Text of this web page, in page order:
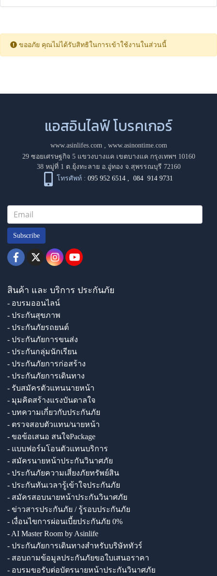
ขออภัย คุณไม่ได้รับสิทธิในการเข้าใช้งานในส่วนนี้
แอสอินไลฟ์ โบรคเกอร์
www.asinlifes.com, www.asinontime.com
29 ซอยเศรษฐกิจ 5 แขวงบางแค เขตบางแค กรุงเทพฯ 10160
38 หมู่ที่ 1 ต.ยุ้งทะลาย อ.อู่ทอง จ.สุพรรณบุรี 72160
โทรศัพท์ : 095 952 6514 ,084 914 9731
Subscribe
สินค้า และ บริการ ประกันภัย
- อบรมออนไลน์
- ประกันสุขภาพ
- ประกันภัยรถยนต์
- ประกันภัยการขนส่ง
- ประกันกลุ่มนักเรียน
- ประกันภัยการก่อสร้าง
- ประกันภัยการเดินทาง
- รับสมัครตัวแทนนายหน้า
- มุมคิดสร้างแรงบันดาลใจ
- บทความเกี่ยวกับประกันภัย
- ตรวจสอบตัวแทน/นายหน้า
- ขอข้อเสนอ สนใจPackage
- แบบฟอร์มโอนตัวแทนบริการ
- สมัครนายหน้าประกันวินาศภัย
- ประกันภัยความเสี่ยงภัยทรัพย์สิน
- ประกันทันเวลารู้เข้าใจประกันภัย
- สมัครสอบนายหน้าประกันวินาศภัย
- ข่าวสารประกันภัย / รู้รอบประกันภัย
- เงื่อนไขการผ่อนเบี้ยประกันภัย 0%
- AI Master Room by Asinlife
- ประกันภัยการเดินทางสำหรับบริษัททัวร์
- สอบถามข้อมูลประกันภัยขอใบเสนอราคา
- อบรมขอรับต่อบัตรนายหน้าประกันวินาศภัย